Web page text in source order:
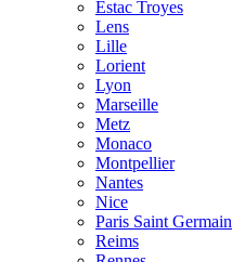
Estac Troyes
Lens
Lille
Lorient
Lyon
Marseille
Metz
Monaco
Montpellier
Nantes
Nice
Paris Saint Germain
Reims